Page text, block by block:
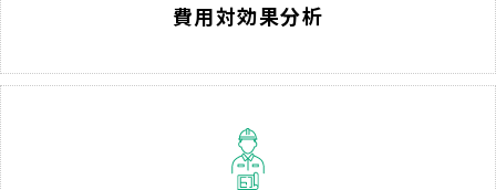
費用対効果分析